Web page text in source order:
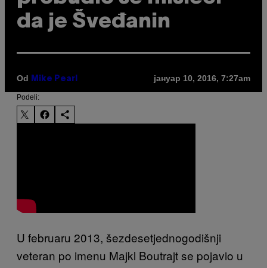
da je Šveđanin
Od Mike Pearl јануар 10, 2016, 7:27am
Podeli:
U februaru 2013, šezdesetjednogodišnji
veteran po imenu Majkl Boutrajt se pojavio u